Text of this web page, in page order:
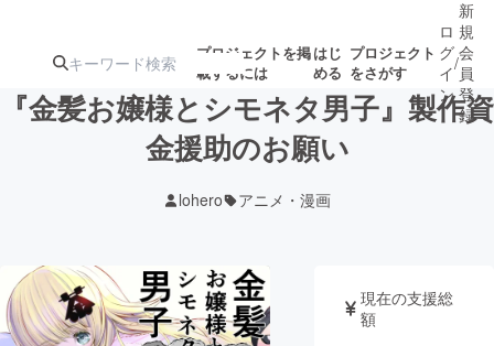
プロジェクトを掲
載するには
はじ
める
プロジェクト
をさがす
ジェクト
ロジェクト
アート・写真 音楽
ロ
グ
イ
ン
/
新
規
会
員
登
録
『金髪お嬢様とシモネタ男子』製作資
金援助のお願い
lohero アニメ・漫画
現在の支援総
額